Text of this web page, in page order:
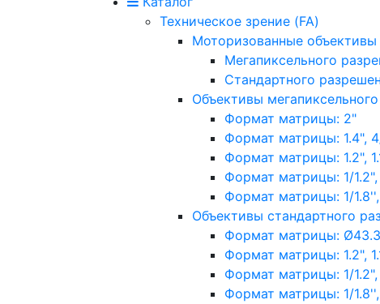
Техническое зрение (FA)
Моторизованные объективы
Мегапиксельного
Стандартного
Объективы
Формат матрицы: 2"
Формат матрицы: 1.4",
Формат матрицы: 1.2",
Формат матрицы: 1/1.2",
Формат матрицы: 1/
Объективы стандартного
Формат матрицы:
Формат матрицы: 1.2",
Формат матрицы: 1/1.2",
Формат матрицы: 1/